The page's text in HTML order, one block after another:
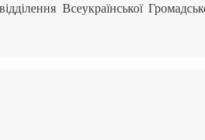
Всеукраїнської